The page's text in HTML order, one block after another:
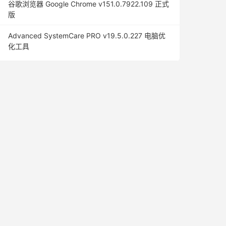
谷歌浏览器 Google Chrome v151.0.7922.109 正式
版
Advanced SystemCare PRO v19.5.0.227 电脑优
化工具